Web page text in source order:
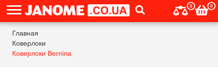
0 0
Главная
Коверлоки
Коверлоки Bernina